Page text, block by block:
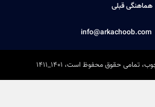
هماهنگی قبلی
info@arkachoob.com
تمامی حقوق محفوظ است، 1401_1411